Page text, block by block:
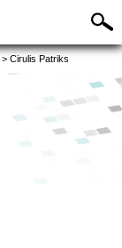
> Cirulis Patriks